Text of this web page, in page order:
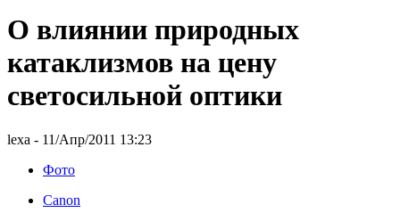
О влиянии природных
катаклизмов на цену
светосильной оптики
lexa - 11/Апр/2011 13:23
Фото
Canon